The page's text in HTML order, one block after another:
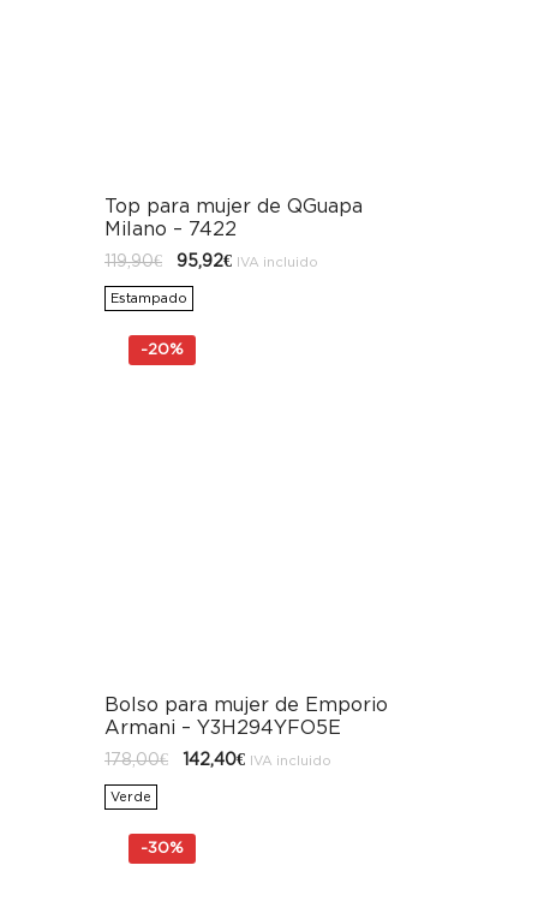
Top para mujer de QGuapa
Milano – 7422
119,90€
El
precio
original
era:
95,92€ElIVA incluido
Estampado
-20%
Bolso para mujer de Emporio
Armani – Y3H294YFO5E
178,00€
El142,40€ElIVA incluido
Verde
-30%